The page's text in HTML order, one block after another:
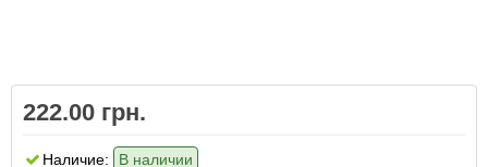
222.00 грн.
Наличие: В наличии